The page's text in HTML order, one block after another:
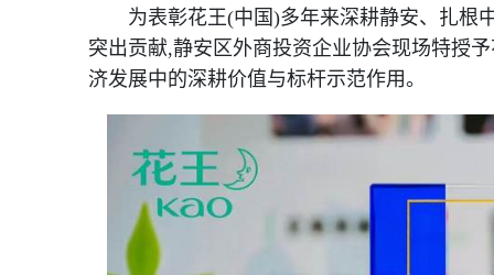
为表彰花王(中国)多年来深耕静安、扎根
突出贡献,静安区外商投资企业协会现场特授
济发展中的深耕价值与标杆示范作用。